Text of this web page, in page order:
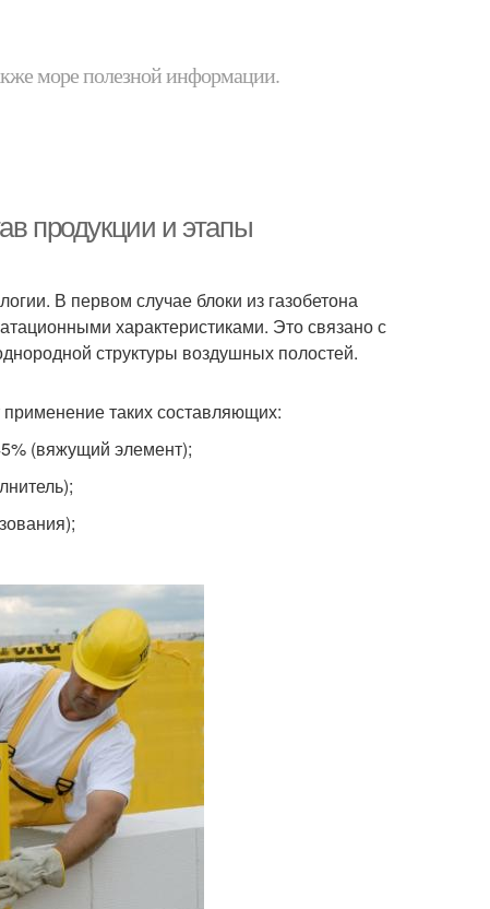
море полезной информации.
продукции и этапы
В первом случае блоки из газобетона
характеристиками. Это связано с
структуры воздушных полостей.
применение таких составляющих:
(вяжущий элемент);